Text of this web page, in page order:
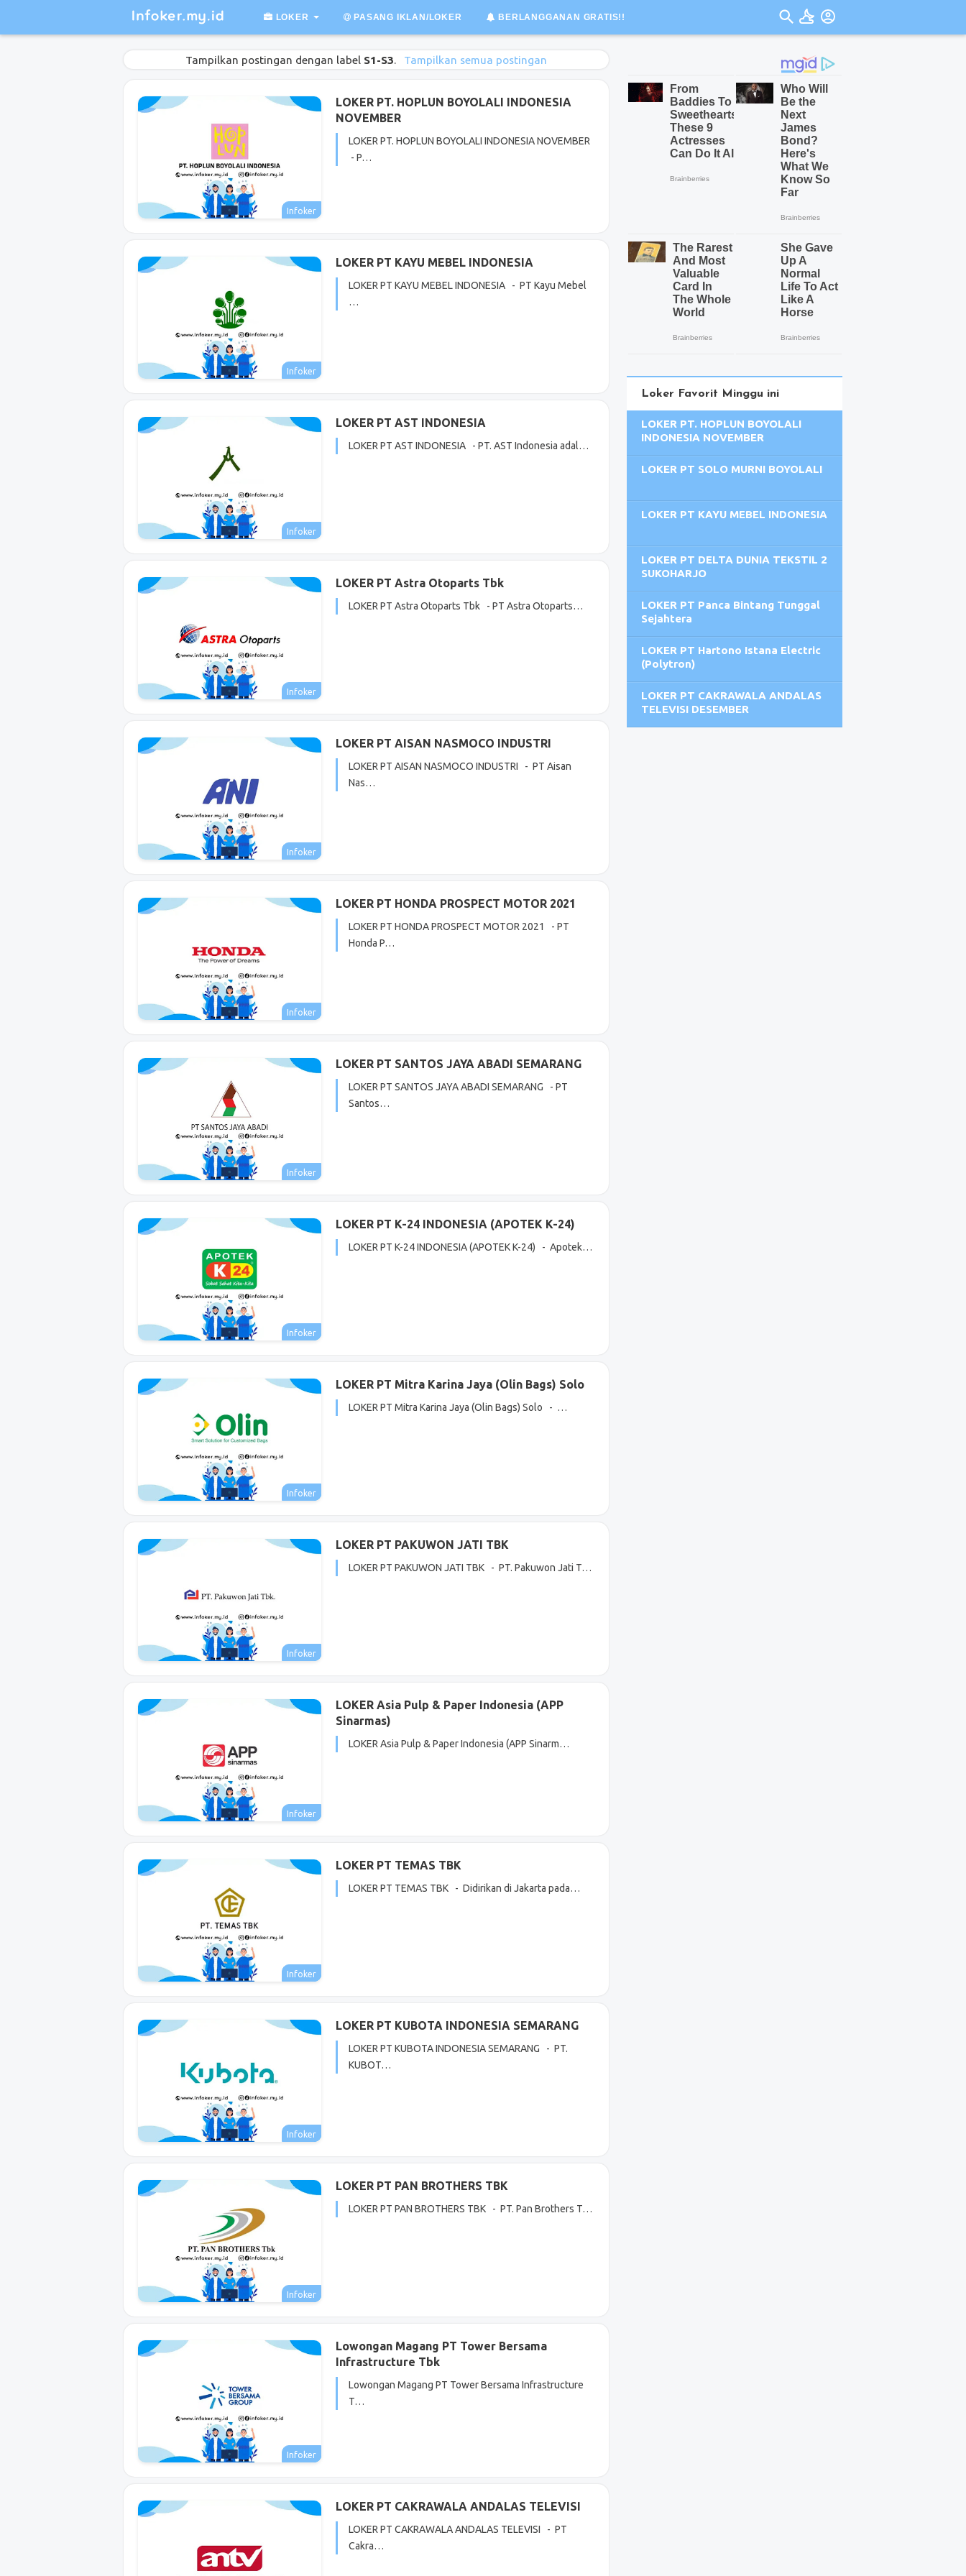
LOKER PASANG IKLAN/LOKER BERLANGGANAN GRATIS!!
Tampilkan postingan dengan label S1-S3. Tampilkan semua postingan
LOKER PT. HOPLUN BOYOLALI INDONESIA
NOVEMBER
LOKER PT. HOPLUN BOYOLALI INDONESIA NOVEMBER
- P…
LOKER PT KAYU MEBEL INDONESIA
LOKER PT KAYU MEBEL INDONESIA - PT Kayu Mebel
…
LOKER PT AST INDONESIA
LOKER PT AST INDONESIA - PT. AST Indonesia adal…
LOKER PT Astra Otoparts Tbk
LOKER PT Astra Otoparts Tbk - PT Astra Otoparts…
LOKER PT AISAN NASMOCO INDUSTRI
LOKER PT AISAN NASMOCO INDUSTRI - PT Aisan
Nas…
LOKER PT HONDA PROSPECT MOTOR 2021
LOKER PT HONDA PROSPECT MOTOR 2021 - PT
Honda P…
LOKER PT SANTOS JAYA ABADI SEMARANG
LOKER PT SANTOS JAYA ABADI SEMARANG - PT
Santos…
LOKER PT K-24 INDONESIA (APOTEK K-24)
LOKER PT K-24 INDONESIA (APOTEK K-24) - Apotek…
LOKER PT Mitra Karina Jaya (Olin Bags) Solo
LOKER PT Mitra Karina Jaya (Olin Bags) Solo - …
LOKER PT PAKUWON JATI TBK
LOKER PT PAKUWON JATI TBK - PT. Pakuwon Jati T…
LOKER Asia Pulp & Paper Indonesia (APP
Sinarmas)
LOKER Asia Pulp & Paper Indonesia (APP Sinarm…
LOKER PT TEMAS TBK
LOKER PT TEMAS TBK - Didirikan di Jakarta pada…
LOKER PT KUBOTA INDONESIA SEMARANG
LOKER PT KUBOTA INDONESIA SEMARANG - PT.
KUBOT…
LOKER PT PAN BROTHERS TBK
LOKER PT PAN BROTHERS TBK - PT. Pan Brothers T…
Lowongan Magang PT Tower Bersama
Infrastructure Tbk
Lowongan Magang PT Tower Bersama Infrastructure
T…
LOKER PT CAKRAWALA ANDALAS TELEVISI
LOKER PT CAKRAWALA ANDALAS TELEVISI - PT
Cakra…
Loker Favorit Minggu ini
LOKER PT. HOPLUN BOYOLALI
INDONESIA NOVEMBER
LOKER PT SOLO MURNI BOYOLALI
LOKER PT KAYU MEBEL INDONESIA
LOKER PT DELTA DUNIA TEKSTIL 2
SUKOHARJO
LOKER PT Panca Bintang Tunggal
Sejahtera
LOKER PT Hartono Istana Electric
(Polytron)
LOKER PT CAKRAWALA ANDALAS
TELEVISI DESEMBER